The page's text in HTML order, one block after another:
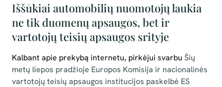
Iššūkiai automobilių nuomotojų laukia
ne tik duomenų apsaugos, bet ir
vartotojų teisių apsaugos srityje
Kalbant apie prekybą internetu, pirkėjui svarbu Šių
metų liepos pradžioje Europos Komisija ir nacionalinės
vartotojų teisių apsaugos institucijos paskelbė ES